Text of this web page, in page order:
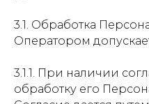
3.1. Обработка
Оператором
3.1.1. При наличии
обработку его